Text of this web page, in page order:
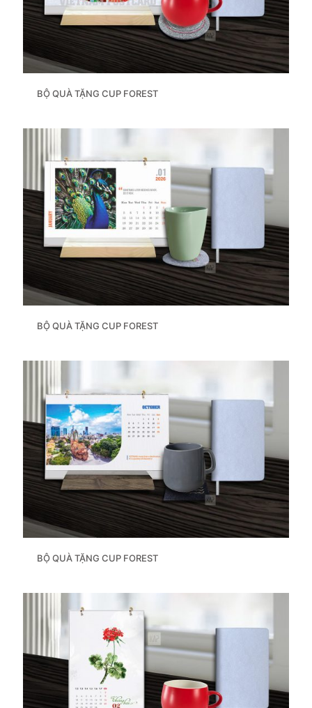
BỘ QUÀ TẶNG CUP FOREST
BỘ QUÀ TẶNG CUP FOREST
BỘ QUÀ TẶNG CUP FOREST